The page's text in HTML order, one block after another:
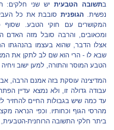
בתשובה הטבעיתיש שני חלקים:
נפשית. הגופנית סובבת את כל
המקושרים עם חוקי הטבע.
ומכאובים, והרבה סובל מזה האדם
אצלו הדבר, שהוא בעצמו בהנהגתו
שבא לו - הרי הוא שם לב לתקן את
הטבע המוסר והתורה, למען ישוב ויחיה
המדיצינה עוסקת בזה אמנם הרבה,
עבודה גדולה זו, ולא נמצא עדיין
עד כמה שיש בגבולות החיים
מהרסי הגוף וכחותיו. וכפי הנראה
ביתר חלקי התשובה הרוחנית-הטבעית,